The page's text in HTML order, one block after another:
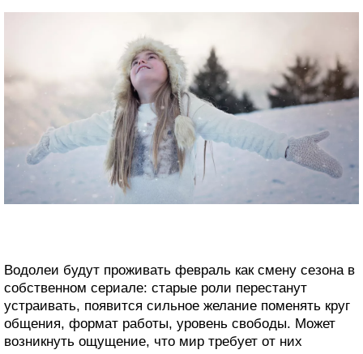
Водолеи будут проживать февраль как смену сезона в
собственном сериале: старые роли перестанут
устраивать, появится сильное желание поменять круг
общения, формат работы, уровень свободы. Может
возникнуть ощущение, что мир требует от них